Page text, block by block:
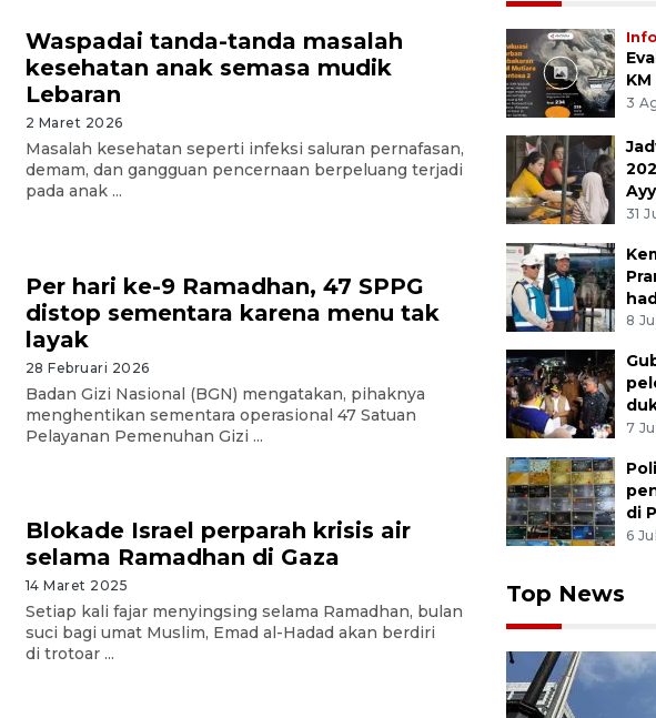
Waspadai tanda-tanda masalah
kesehatan anak semasa mudik
Lebaran
2 Maret 2026
Masalah kesehatan seperti infeksi saluran pernafasan,
demam, dan gangguan pencernaan berpeluang terjadi
pada anak ...
Per hari ke-9 Ramadhan, 47 SPPG
distop sementara karena menu tak
layak
28 Februari 2026
Badan Gizi Nasional (BGN) mengatakan, pihaknya
menghentikan sementara operasional 47 Satuan
Pelayanan Pemenuhan Gizi ...
Blokade Israel perparah krisis air
selama Ramadhan di Gaza
14 Maret 2025
Setiap kali fajar menyingsing selama Ramadhan, bulan
suci bagi umat Muslim, Emad al-Hadad akan berdiri
di trotoar ...
3
31
8
7
di
6
Top News